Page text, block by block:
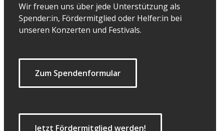
Wir freuen uns über jede Unterstützung als
Spender:in, Fördermitglied oder Helfer:in bei
unseren Konzerten und Festivals.
Zum Spendenformular
Jetzt Fördermitglied werden!